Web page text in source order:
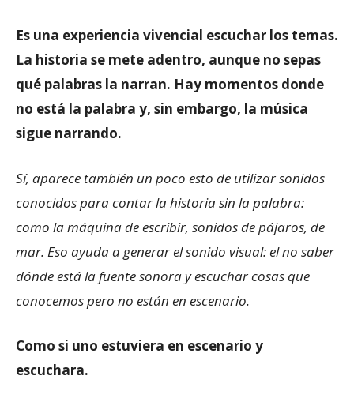
Es una experiencia vivencial escuchar los temas.
La historia se mete adentro, aunque no sepas
qué palabras la narran. Hay momentos donde
no está la palabra y, sin embargo, la música
sigue narrando.
Sí, aparece también un poco esto de utilizar sonidos
conocidos para contar la historia sin la palabra:
como la máquina de escribir, sonidos de pájaros, de
mar. Eso ayuda a generar el sonido visual: el no saber
dónde está la fuente sonora y escuchar cosas que
conocemos pero no están en escenario.
Como si uno estuviera en escenario y
escuchara.